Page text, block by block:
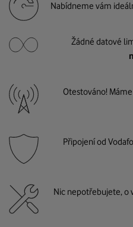
Nabídneme vám
Žádné datové
Otestováno! Máme
Připojení od
Nic nepotřebujete, o